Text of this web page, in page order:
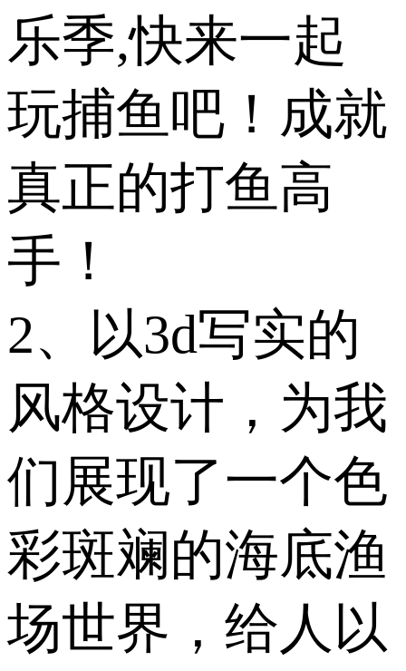
乐季,快来一起
玩捕鱼吧！成就
真正的打鱼高
手！
2、以3d写实的
风格设计，为我
们展现了一个色
彩斑斓的海底渔
场世界，给人以